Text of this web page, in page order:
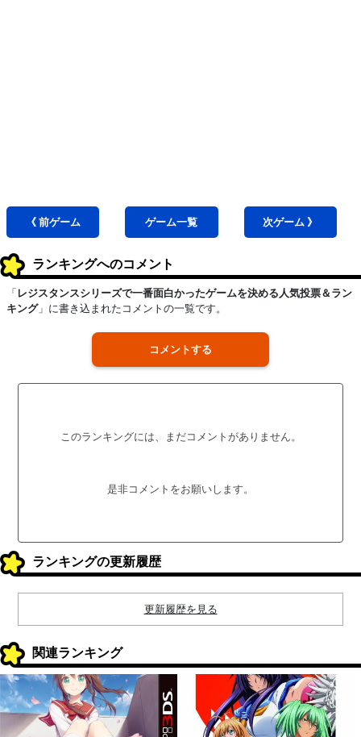
《 前ゲーム ゲーム一覧 次ゲーム 》
ランキングへのコメント
「 レジスタンスシリーズで一番面白かったゲームを決める人気投票＆ラン
キング」に書き込まれたコメントの一覧です。
コメントする
このランキングには、まだコメントがありません。
是非コメントをお願いします。
ランキングの更新履歴
更新履歴を見る
関連ランキング